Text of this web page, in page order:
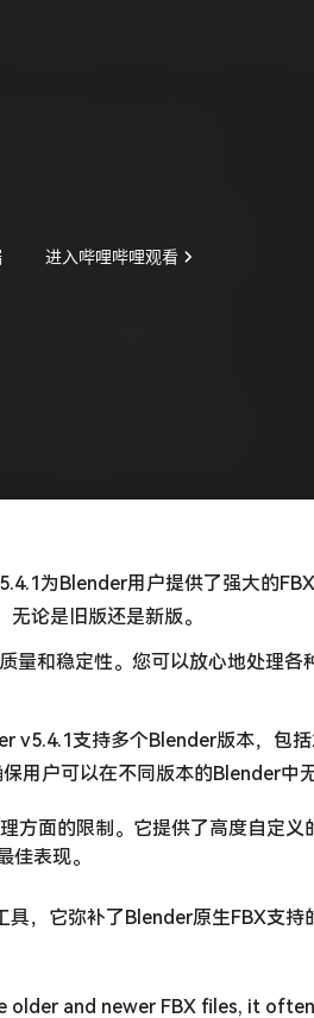
为Blender用户提供了强大的
论是旧版还是新版。
量和稳定性。您可以放心地处理各
支持多个Blender版本，包括
用户可以在不同版本的Blender中
方面的限制。它提供了高度自定义
表现。
它弥补了Blender原生FBX支持
and newer FBX files, it